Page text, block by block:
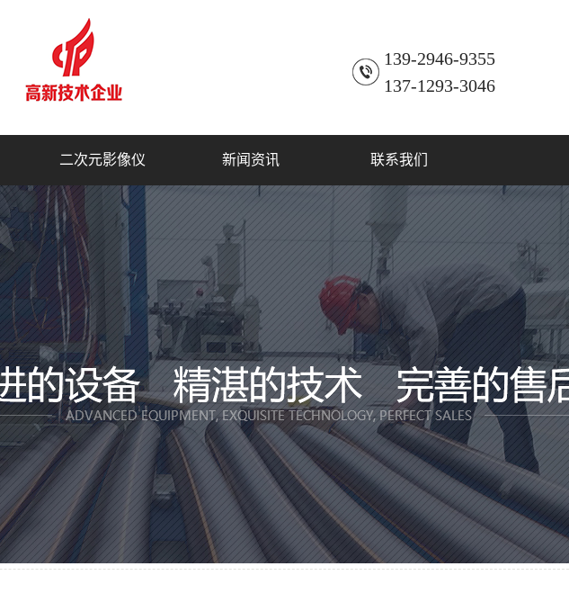
139-2946-9355
137-1293-3046
二次元影像仪 新闻资讯
公司新闻
行业动态
常见问题
联系我们
联系方式